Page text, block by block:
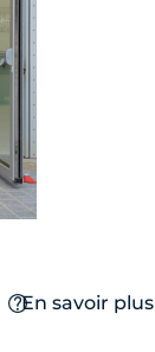
En savoir plus